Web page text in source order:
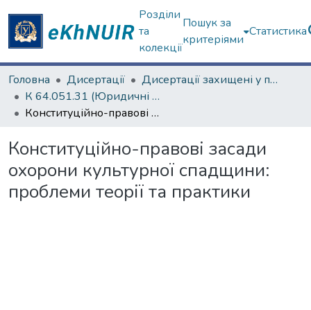
Розділи
та
колекції
Пошук за
критеріями
Статистика
Головна Дисертації
Дисертації захищені у постійних радах
К 64.051.31 (Юридичні науки)
Конституційно-правові засади охорони культурної спадщини: проблеми теорії та практики
Конституційно-правові засади
охорони культурної спадщини:
проблеми теорії та практики